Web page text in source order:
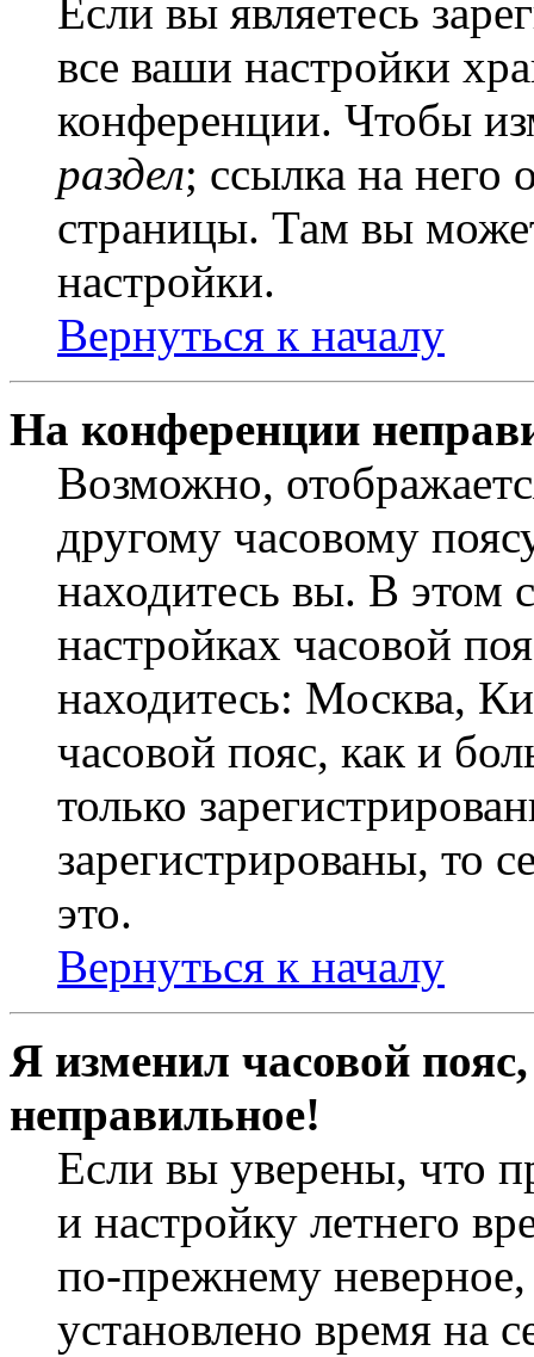
Если вы являетесь
все ваши настройки
конференции. Чтобы
раздел; ссылка на него
страницы. Там вы
настройки.
Вернуться к началу
На конференции
Возможно,
другому часовому
находитесь вы. В этом
настройках часовой
находитесь: Москва,
часовой пояс, как и
только
зарегистрированы, то
это.
Вернуться к началу
Я изменил часовой
неправильное!
Если вы уверены, что
и настройку летнего
по-прежнему неверное,
установлено время на